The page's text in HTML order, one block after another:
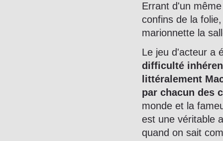
Errant d'un
confins de la
marionnette la
Le jeu d'acteur a
difficulté
littéralement
par chacun des
monde et la
est une véritable
quand on sait